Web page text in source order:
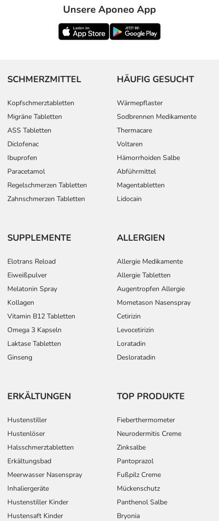
Unsere Aponeo App
SCHMERZMITTEL
Kopfschmerztabletten
Migräne Tabletten
ASS Tabletten
Diclofenac
Ibuprofen
Paracetamol
Regelschmerzen Tabletten
Zahnschmerzen Tabletten
HÄUFIG GESUCHT
Wärmepflaster
Sodbrennen Medikamente
Thermacare
Voltaren
Hämorrhoiden Salbe
Abführmittel
Magentabletten
Lidocain
SUPPLEMENTE
Elotrans Reload
Eiweißpulver
Melatonin Spray
Kollagen
Vitamin B12 Tabletten
Omega 3 Kapseln
Laktase Tabletten
Ginseng
ALLERGIEN
Allergie Medikamente
Allergie Tabletten
Augentropfen Allergie
Mometason Nasenspray
Cetirizin
Levocetirizin
Loratadin
Desloratadin
ERKÄLTUNGEN
Hustenstiller
Hustenlöser
Halsschmerztabletten
Erkältungsbad
Meerwasser Nasenspray
Inhaliergeräte
Hustenstiller Kinder
Hustensaft Kinder
TOP PRODUKTE
Fieberthermometer
Neurodermitis Creme
Zinksalbe
Pantoprazol
Fußpilz Creme
Mückenschutz
Panthenol Salbe
Bryonia